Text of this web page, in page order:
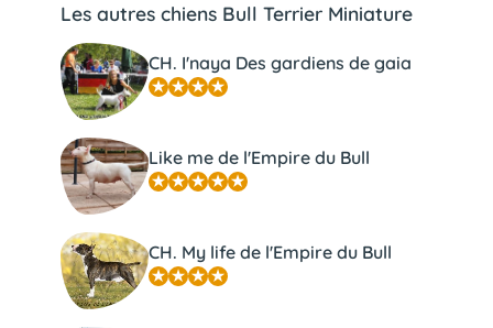
Les autres chiens Bull Terrier Miniature
CH. I'naya Des gardiens de gaia
Like me de l'Empire du Bull
CH. My life de l'Empire du Bull